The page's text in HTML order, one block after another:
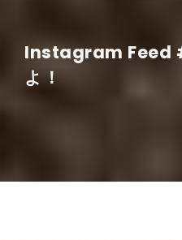
Instagram Feed
よ！